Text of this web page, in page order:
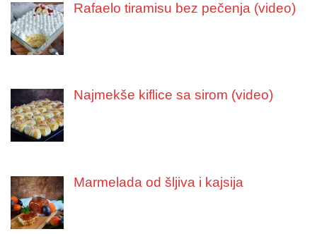
Rafaelo tiramisu bez pečenja (video)
Najmekše kiflice sa sirom (video)
Marmelada od šljiva i kajsija